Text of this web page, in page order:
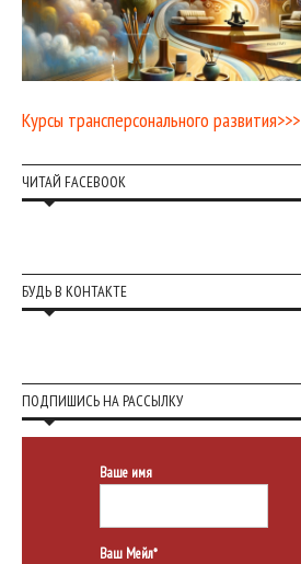
Курсы трансперсонального развития>>>
ЧИТАЙ FACEBOOK
БУДЬ В КОНТАКТЕ
ПОДПИШИСЬ НА РАССЫЛКУ
Ваше имя
Ваш Мейл*